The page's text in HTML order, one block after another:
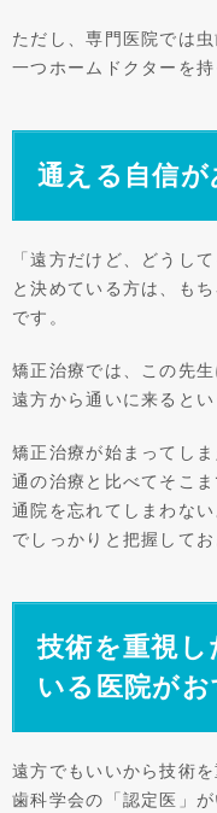
ただし、専門医院では
一つホームドクターを
通える自信
「遠方だけど、どうし
と決めている方は、も
です。
矯正治療では、この先
遠方から通いに来ると
矯正治療が始まってし
通の治療と比べてそこ
通院を忘れてしまわな
でしっかりと把握してお
技術を重視
いる医院がお
遠方でもいいから技術
歯科学会の「認定医」